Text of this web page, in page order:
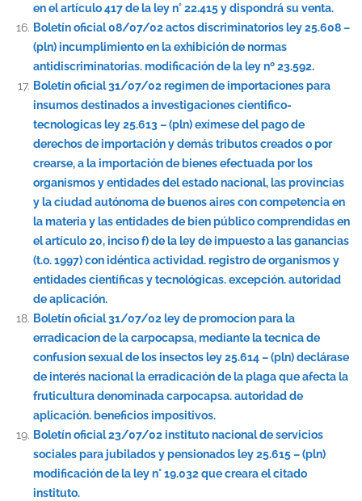
en el artículo 417 de la ley n° 22.415 y dispondrá su venta.
Boletín oficial 08/07/02 actos discriminatorios ley 25.608 –
(pln) incumplimiento en la exhibición de normas
antidiscriminatorias. modificación de la ley nº 23.592.
Boletín oficial 31/07/02 regimen de importaciones para
insumos destinados a investigaciones cientifico-
tecnologicas ley 25.613 – (pln) exímese del pago de
derechos de importación y demás tributos creados o por
crearse, a la importación de bienes efectuada por los
organismos y entidades del estado nacional, las provincias
y la ciudad autónoma de buenos aires con competencia en
la materia y las entidades de bien público comprendidas en
el artículo 20, inciso f) de la ley de impuesto a las ganancias
(t.o. 1997) con idéntica actividad. registro de organismos y
entidades científicas y tecnológicas. excepción. autoridad
de aplicación.
Boletín oficial 31/07/02 ley de promocion para la
erradicacion de la carpocapsa, mediante la tecnica de
confusion sexual de los insectos ley 25.614 – (pln) declárase
de interés nacional la erradicación de la plaga que afecta la
fruticultura denominada carpocapsa. autoridad de
aplicación. beneficios impositivos.
Boletín oficial 23/07/02 instituto nacional de servicios
sociales para jubilados y pensionados ley 25.615 – (pln)
modificación de la ley n° 19.032 que creara el citado
instituto.